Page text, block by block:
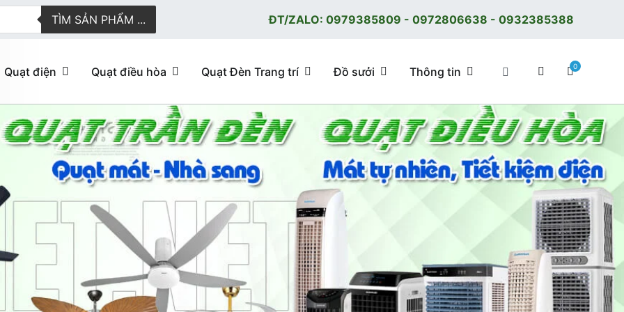
TÌM SẢN PHẨM ... ĐT/ZALO: 0979385809 - 0972806638 - 0932385388
tuyến giao hàng nhanh
hòa, quạt trần đèn trang trí, đèn trang trí chính Hãng, loại tốt, giá tốt, có F.reeShip tại Hà Nội
Quạt điện Quạt điều hòa Quạt Đèn Trang trí Đồ sưởi Thông tin 0